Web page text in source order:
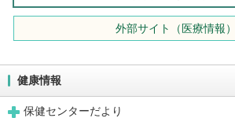
外部サイト（医療情報）
健康情報
保健センターだより